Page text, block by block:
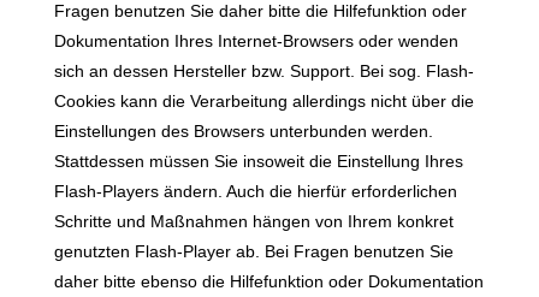
Fragen benutzen Sie daher bitte die Hilfefunktion oder
Dokumentation Ihres Internet-Browsers oder wenden
sich an dessen Hersteller bzw. Support. Bei sog. Flash-
Cookies kann die Verarbeitung allerdings nicht über die
Einstellungen des Browsers unterbunden werden.
Stattdessen müssen Sie insoweit die Einstellung Ihres
Flash-Players ändern. Auch die hierfür erforderlichen
Schritte und Maßnahmen hängen von Ihrem konkret
genutzten Flash-Player ab. Bei Fragen benutzen Sie
daher bitte ebenso die Hilfefunktion oder Dokumentation